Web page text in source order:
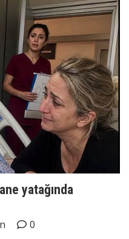
yatağında
0